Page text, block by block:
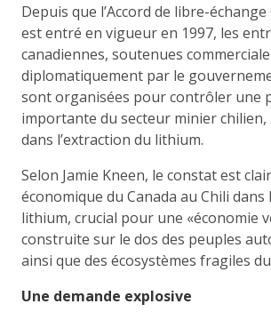
Depuis que l’Accord de libre-échange
est entré en vigueur en 1997, les
canadiennes, soutenues
diplomatiquement par le
sont organisées pour contrôler une
importante du secteur minier
dans l’extraction du lithium.
Selon Jamie Kneen, le constat est
économique du Canada au Chili dans
lithium, crucial pour une «économie
construite sur le dos des peuples
ainsi que des écosystèmes fragiles
Une demande explosive